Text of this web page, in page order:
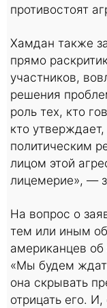
противостоят
Хамдан также
прямо
участников,
решения
роль тех, кто
кто
политическим
лицом этой
лицемерие», —
На вопрос о
тем или иным
американцев
«Мы будем
она скрывать
отрицать его.